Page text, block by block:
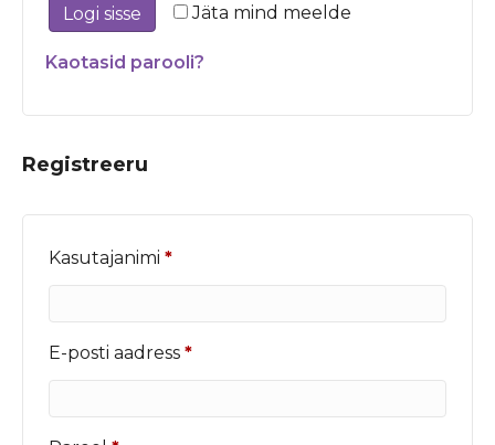
Jäta mind meelde
Logi sisse
Kaotasid parooli?
Registreeru
Kasutajanimi *Nõutud
E-posti aadress *Nõutud